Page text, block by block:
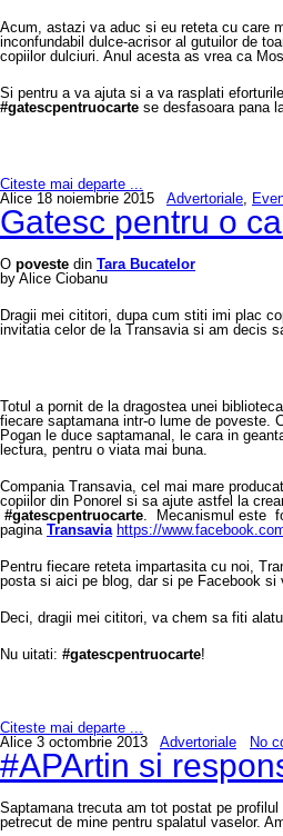
Acum, astazi va aduc si eu reteta cu care
inconfundabil dulce-acrisor al gutuilor de
copiilor dulciuri. Anul acesta as vrea ca
Si pentru a va ajuta si a va rasplati
#gatescpentruocarte se desfasoara pana
Citeste mai departe ...
Alice 18 noiembrie 2015 Advertoriale,
Gatesc pentru o
O poveste din Tara Bucatelor
by Alice Ciobanu
Dragii mei cititori, dupa cum stiti imi plac
invitatia celor de la Transavia si am decis
Totul a pornit de la dragostea unei
fiecare saptamana intr-o lume de poveste.
Pogan le duce saptamanal, le cara in
lectura, pentru o viata mai buna.
Compania Transavia, cel mai mare
copiilor din Ponorel si sa ajute astfel la
#gatescpentruocarte. Mecanismul este
pagina Transavia https://
Pentru fiecare reteta impartasita cu noi,
posta si aici pe blog, dar si pe Facebook
Deci, dragii mei cititori, va chem sa fiti
Nu uitati: #gatescpentruocarte!
Citeste mai departe ...
Alice 3 octombrie 2013 Advertoriale No
#APArtin si
Saptamana trecuta am tot postat pe
petrecut de mine pentru spalatul vaselor.